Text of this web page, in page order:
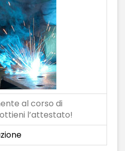
al corso di
l’attestato!